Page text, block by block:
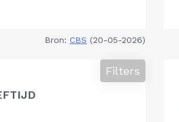
Bron: CBS (20-05-2026)
Filters